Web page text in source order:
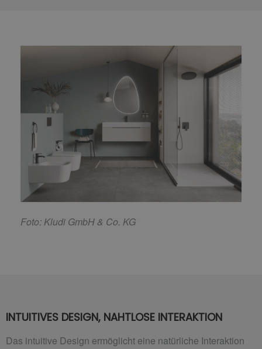
Foto: Kludi GmbH & Co. KG
INTUITIVES DESIGN, NAHTLOSE INTERAKTION
Das intuitive Design ermöglicht eine natürliche Interaktion